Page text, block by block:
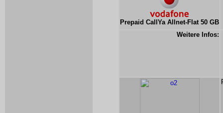
Prepaid CallYa Allnet-Flat 50 GB
Weitere Infos: